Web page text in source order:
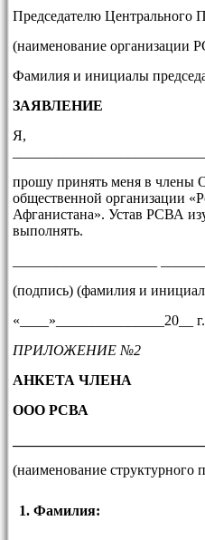
Председателю Центрального
(наименование организации
Фамилия и инициалы
ЗАЯВЛЕНИЕ
Я,
прошу принять меня в члены
общественной организации
Афганистана». Устав РСВА
выполнять.
(подпись) (фамилия и
«____»_______________20__ г.
ПРИЛОЖЕНИЕ №2
АНКЕТА ЧЛЕНА
ООО РСВА
(наименование структурного
1. Фамилия: